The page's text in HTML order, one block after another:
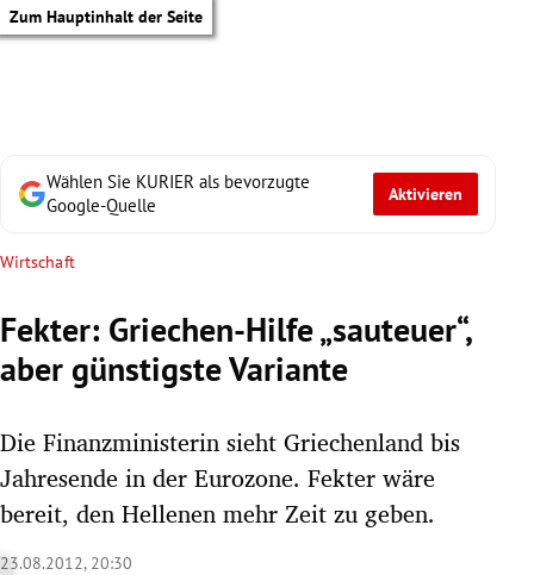
Zum Hauptinhalt der Seite
Untermenü
Untermenü
Wählen Sie KURIER als bevorzugte
Google-Quelle
Aktivieren
Wirtschaft
Fekter: Griechen-Hilfe „sauteuer“,
aber günstigste Variante
Die Finanzministerin sieht Griechenland bis
Jahresende in der Eurozone. Fekter wäre
bereit, den Hellenen mehr Zeit zu geben.
23.08.2012, 20:30